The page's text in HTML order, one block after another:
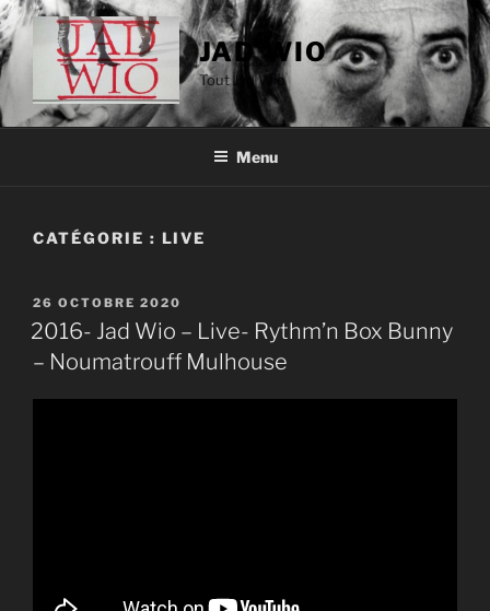
Aller
au
contenu
principal
JAD WIO
Tout Jad Wio
Menu
CATÉGORIE : LIVE
PUBLIÉ
LE
26 OCTOBRE 2020
2016- Jad Wio – Live- Rythm’n Box Bunny
– Noumatrouff Mulhouse